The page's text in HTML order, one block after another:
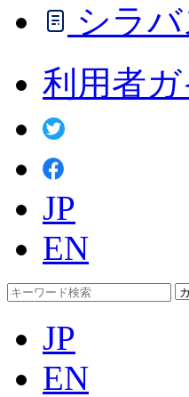
シラ
利用者
JP
EN
JP
EN